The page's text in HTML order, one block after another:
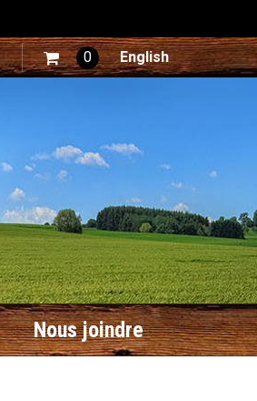
0 English
Nous joindre